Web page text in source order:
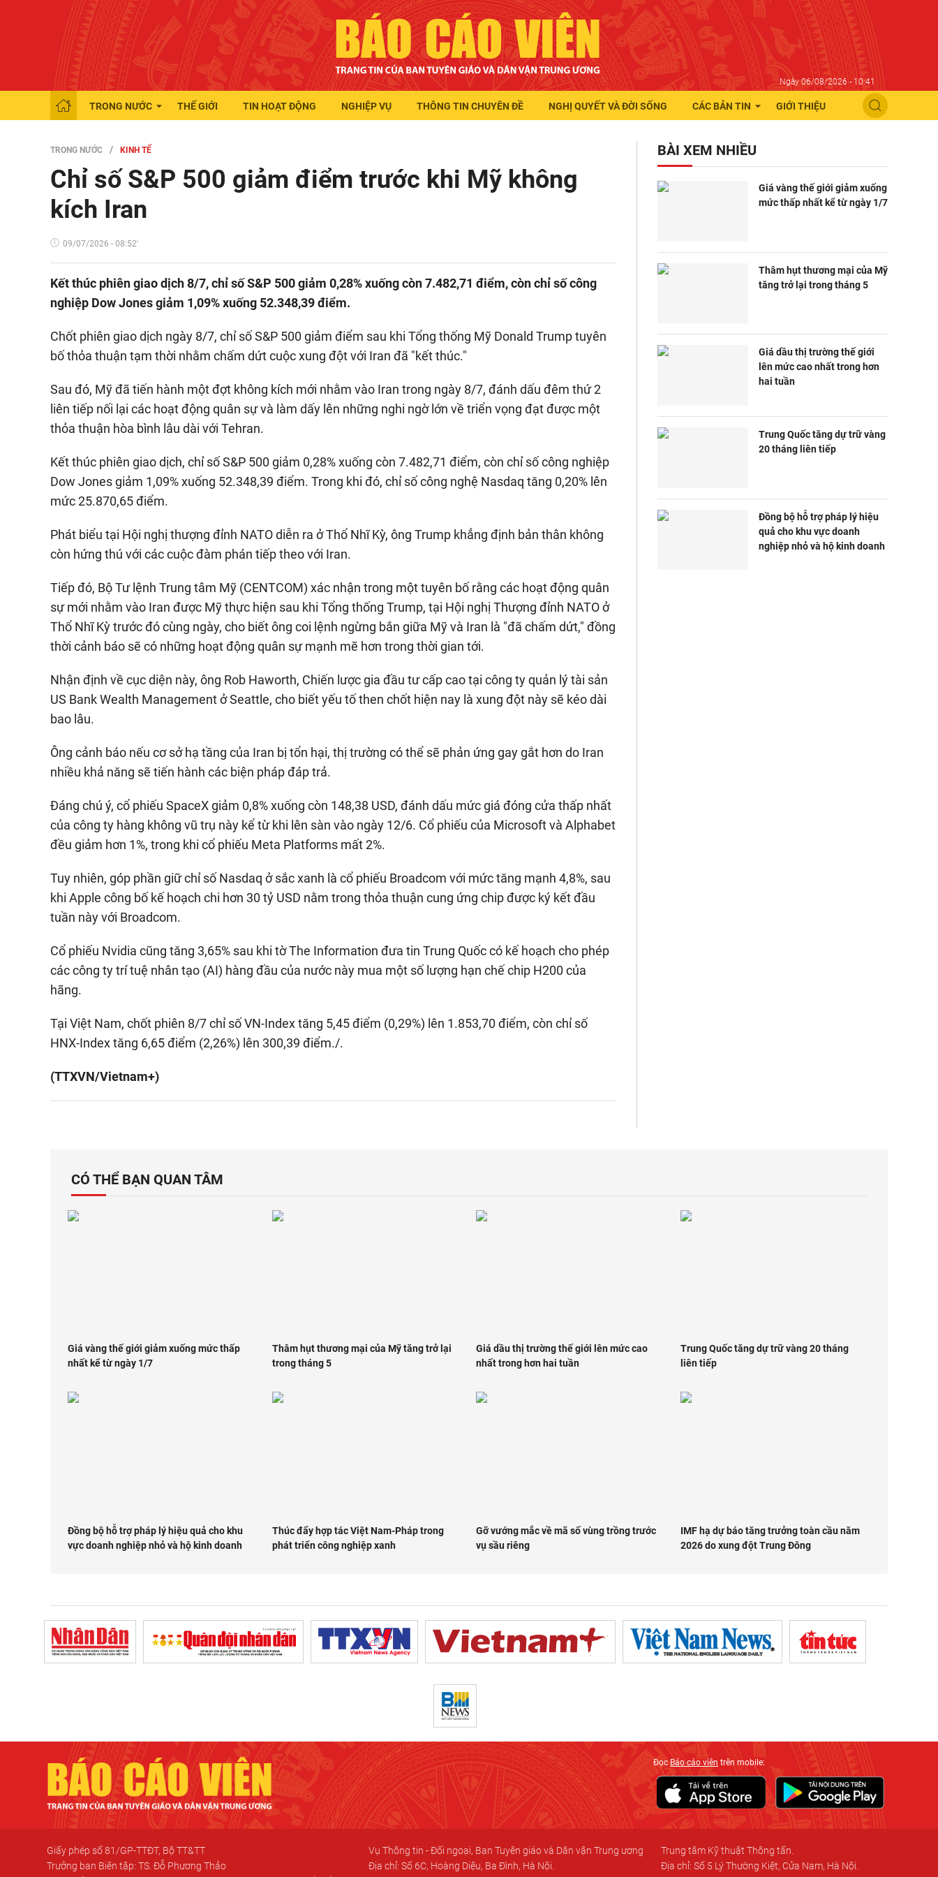
Ngày 06/08/2026 - 10:41
TRONG NƯỚC THẾ GIỚI TIN HOẠT ĐỘNG NGHIỆP VỤ THÔNG TIN CHUYÊN ĐỀ NGHỊ QUYẾT VÀ ĐỜI SỐNG CÁC BẢN TIN GIỚI THIỆU
TRONG NƯỚC KINH TẾ
Chỉ số S&P 500 giảm điểm trước khi Mỹ không
kích Iran
09/07/2026 - 08:52'
Kết thúc phiên giao dịch 8/7, chỉ số S&P 500 giảm 0,28% xuống còn 7.482,71 điểm, còn chỉ số công
nghiệp Dow Jones giảm 1,09% xuống 52.348,39 điểm.
Chốt phiên giao dịch ngày 8/7, chỉ số S&P 500 giảm điểm sau khi Tổng thống Mỹ Donald Trump tuyên
bố thỏa thuận tạm thời nhằm chấm dứt cuộc xung đột với Iran đã "kết thúc."
Sau đó, Mỹ đã tiến hành một đợt không kích mới nhằm vào Iran trong ngày 8/7, đánh dấu đêm thứ 2
liên tiếp nối lại các hoạt động quân sự và làm dấy lên những nghi ngờ lớn về triển vọng đạt được một
thỏa thuận hòa bình lâu dài với Tehran.
Kết thúc phiên giao dịch, chỉ số S&P 500 giảm 0,28% xuống còn 7.482,71 điểm, còn chỉ số công nghiệp
Dow Jones giảm 1,09% xuống 52.348,39 điểm. Trong khi đó, chỉ số công nghệ Nasdaq tăng 0,20% lên
mức 25.870,65 điểm.
Phát biểu tại Hội nghị thượng đỉnh NATO diễn ra ở Thổ Nhĩ Kỳ, ông Trump khẳng định bản thân không
còn hứng thú với các cuộc đàm phán tiếp theo với Iran.
Tiếp đó, Bộ Tư lệnh Trung tâm Mỹ (CENTCOM) xác nhận trong một tuyên bố rằng các hoạt động quân
sự mới nhằm vào Iran được Mỹ thực hiện sau khi Tổng thống Trump, tại Hội nghị Thượng đỉnh NATO ở
Thổ Nhĩ Kỳ trước đó cùng ngày, cho biết ông coi lệnh ngừng bắn giữa Mỹ và Iran là "đã chấm dứt," đồng
thời cảnh báo sẽ có những hoạt động quân sự mạnh mẽ hơn trong thời gian tới.
Nhận định về cục diện này, ông Rob Haworth, Chiến lược gia đầu tư cấp cao tại công ty quản lý tài sản
US Bank Wealth Management ở Seattle, cho biết yếu tố then chốt hiện nay là xung đột này sẽ kéo dài
bao lâu.
Ông cảnh báo nếu cơ sở hạ tầng của Iran bị tổn hại, thị trường có thể sẽ phản ứng gay gắt hơn do Iran
nhiều khả năng sẽ tiến hành các biện pháp đáp trả.
Đáng chú ý, cổ phiếu SpaceX giảm 0,8% xuống còn 148,38 USD, đánh dấu mức giá đóng cửa thấp nhất
của công ty hàng không vũ trụ này kể từ khi lên sàn vào ngày 12/6. Cổ phiếu của Microsoft và Alphabet
đều giảm hơn 1%, trong khi cổ phiếu Meta Platforms mất 2%.
Tuy nhiên, góp phần giữ chỉ số Nasdaq ở sắc xanh là cổ phiếu Broadcom với mức tăng mạnh 4,8%, sau
khi Apple công bố kế hoạch chi hơn 30 tỷ USD nằm trong thỏa thuận cung ứng chip được ký kết đầu
tuần này với Broadcom.
Cổ phiếu Nvidia cũng tăng 3,65% sau khi tờ The Information đưa tin Trung Quốc có kế hoạch cho phép
các công ty trí tuệ nhân tạo (AI) hàng đầu của nước này mua một số lượng hạn chế chip H200 của
hãng.
Tại Việt Nam, chốt phiên 8/7 chỉ số VN-Index tăng 5,45 điểm (0,29%) lên 1.853,70 điểm, còn chỉ số
HNX-Index tăng 6,65 điểm (2,26%) lên 300,39 điểm./.
(TTXVN/Vietnam+)
BÀI XEM NHIỀU
Giá vàng thế giới giảm xuống
mức thấp nhất kể từ ngày 1/7
Thâm hụt thương mại của Mỹ
tăng trở lại trong tháng 5
Giá dầu thị trường thế giới
lên mức cao nhất trong hơn
hai tuần
Trung Quốc tăng dự trữ vàng
20 tháng liên tiếp
Đồng bộ hỗ trợ pháp lý hiệu
quả cho khu vực doanh
nghiệp nhỏ và hộ kinh doanh
CÓ THỂ BẠN QUAN TÂM
Giá vàng thế giới giảm xuống mức thấp
nhất kể từ ngày 1/7
Thâm hụt thương mại của Mỹ tăng trở lại
trong tháng 5
Giá dầu thị trường thế giới lên mức cao
nhất trong hơn hai tuần
Trung Quốc tăng dự trữ vàng 20 tháng
liên tiếp
Đồng bộ hỗ trợ pháp lý hiệu quả cho khu
vực doanh nghiệp nhỏ và hộ kinh doanh
Thúc đẩy hợp tác Việt Nam-Pháp trong
phát triển công nghiệp xanh
Gỡ vướng mắc về mã số vùng trồng trước
vụ sầu riêng
IMF hạ dự báo tăng trưởng toàn cầu năm
2026 do xung đột Trung Đông
ĐọcBáo cáo viên trên mobile:
Giấy phép số 81/GP-TTĐT, Bộ TT&TT
Trưởng ban Biên tập: TS. Đỗ Phương Thảo
Vụ Thông tin - Đối ngoại, Ban Tuyên giáo và Dân vận Trung ương
Địa chỉ: Số 6C, Hoàng Diệu, Ba Đình, Hà Nội.
Trung tâm Kỹ thuật Thông tấn.
Địa chỉ: Số 5 Lý Thường Kiệt, Cửa Nam, Hà Nội.